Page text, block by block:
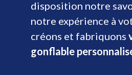
disposition notre
notre expérience à
créons et fabriquons
gonflable